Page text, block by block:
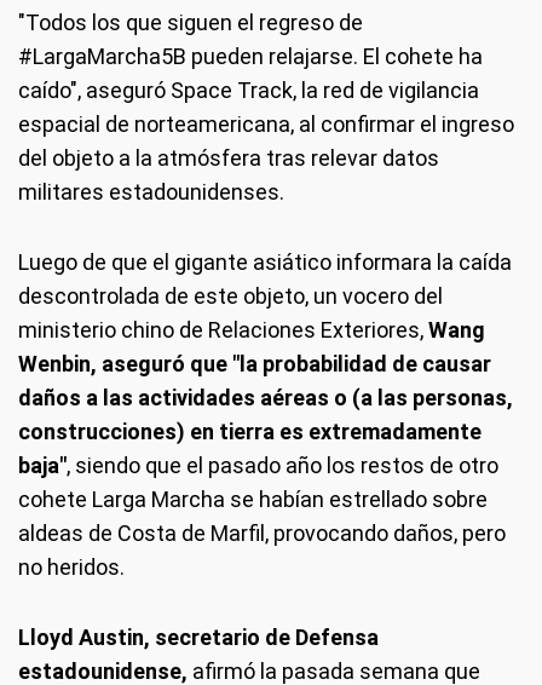
"Todos los que siguen el regreso de
#LargaMarcha5B pueden relajarse. El cohete ha
caído", aseguró Space Track, la red de vigilancia
espacial de norteamericana, al confirmar el ingreso
del objeto a la atmósfera tras relevar datos
militares estadounidenses.
Luego de que el gigante asiático informara la caída
descontrolada de este objeto, un vocero del
ministerio chino de Relaciones Exteriores,Wang
Wenbin, aseguró que "la probabilidad de causar
daños a las actividades aéreas o (a las personas,
construcciones) en tierra es extremadamente
baja", siendo que el pasado año los restos de otro
cohete Larga Marcha se habían estrellado sobre
aldeas de Costa de Marfil, provocando daños, pero
no heridos.
Lloyd Austin, secretario de Defensa
estadounidense, afirmó la pasada semana que